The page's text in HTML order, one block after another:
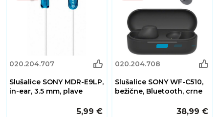
020.204.707
Slušalice SONY MDR-E9LP,
in-ear, 3.5 mm, plave
5,99 €
020.204.708
Slušalice SONY WF-C510,
bežične, Bluetooth, crne
38,99 €